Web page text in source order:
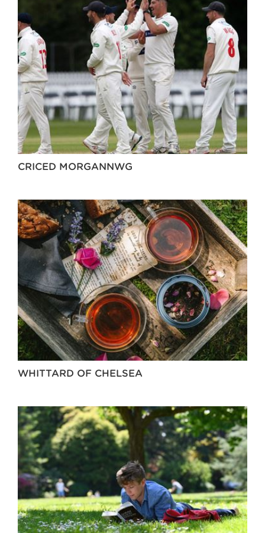
CRICED MORGANNWG
WHITTARD OF CHELSEA